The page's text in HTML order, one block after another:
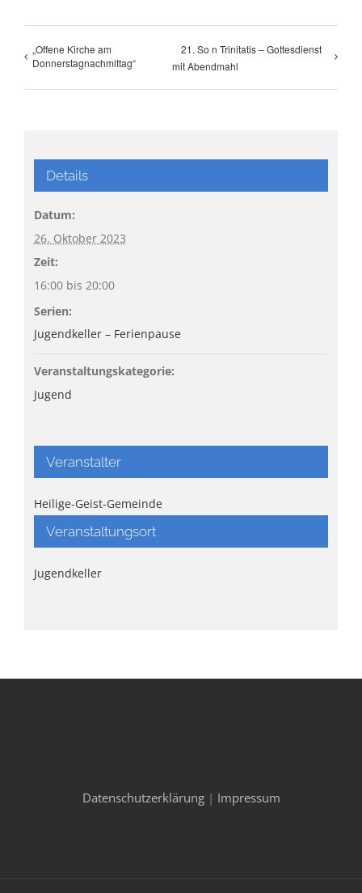
„Offene Kirche am
Donnerstagnachmittag“
21. So n Trinitatis – Gottesdienst
mit Abendmahl
Details
Datum:
26. Oktober 2023
Zeit:
16:00 bis 20:00
Serien:
Jugendkeller – Ferienpause
Veranstaltungskategorie:
Jugend
Veranstaltungsort
Jugendkeller
Veranstalter
Heilige-Geist-Gemeinde
Datenschutzerklärung| Impressum